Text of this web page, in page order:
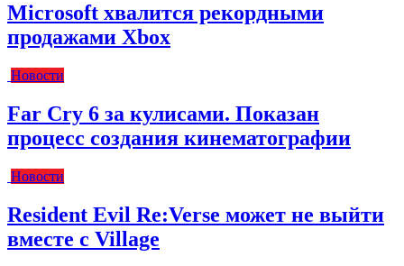
Microsoft хвалится рекордными
продажами Xbox
Новости
Far Cry 6 за кулисами. Показан
процесс создания кинематографии
Новости
Resident Evil Re:Verse может не выйти
вместе с Village